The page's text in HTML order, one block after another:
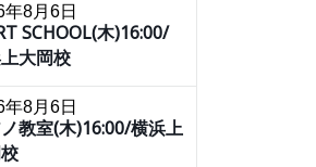
年8月6日
SCHOOL(木)16:00/
大岡校
年8月6日
教室(木)16:00/横浜上